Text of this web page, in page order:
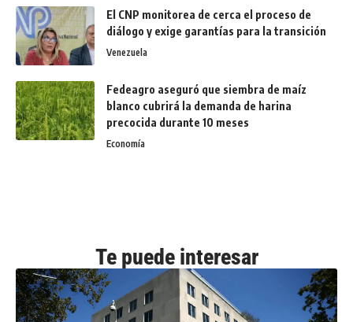
El CNP monitorea de cerca el proceso de
diálogo y exige garantías para la transición
Venezuela
Fedeagro aseguró que siembra de maíz
blanco cubrirá la demanda de harina
precocida durante 10 meses
Economía
Te puede interesar